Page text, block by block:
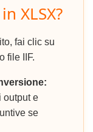
XLSX?
fai clic su
file IIF.
output e
se